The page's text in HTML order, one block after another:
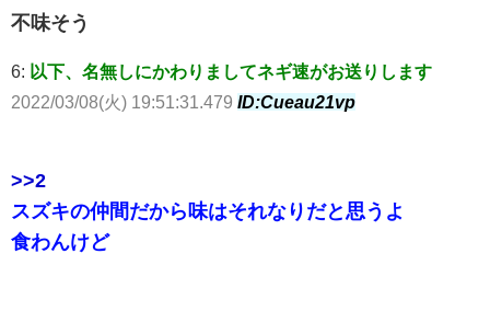
不味そう
6: 以下、名無しにかわりましてネギ速がお送りします
2022/03/08(火) 19:51:31.479 ID:Cueau21vp
>>2
スズキの仲間だから味はそれなりだと思うよ
食わんけど